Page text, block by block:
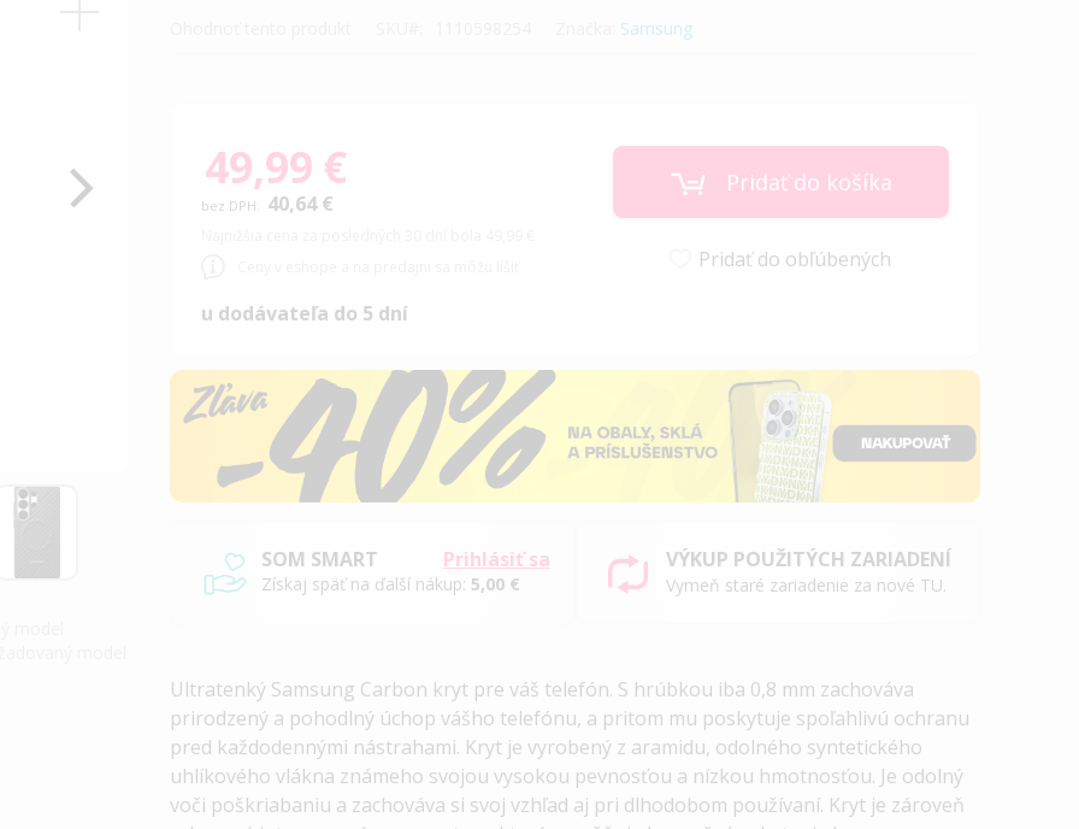
Samsung
49,99 €
40,64 €
u dodávateľa do 5 dní
Pridať do košíka
Pridať do obľúbených
Prihlásiť sa
SOM SMART
Získaj späť na ďalší nákup: 5,00 €
VÝKUP POUŽITÝCH ZARIADENÍ
Vymeň staré zariadenie za nové TU.
Ultratenký Samsung Carbon kryt pre váš telefón. S hrúbkou iba 0,8 mm zachováva
prirodzený a pohodlný úchop vášho telefónu, a pritom mu poskytuje spoľahlivú ochranu
pred každodennými nástrahami. Kryt je vyrobený z aramidu, odolného syntetického
uhlíkového vlákna známeho svojou vysokou pevnosťou a nízkou hmotnosťou. Je odolný
voči poškriabaniu a zachováva si svoj vzhľad aj pri dlhodobom používaní. Kryt je zároveň